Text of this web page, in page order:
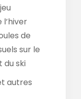
de
sur le
du ski
autres